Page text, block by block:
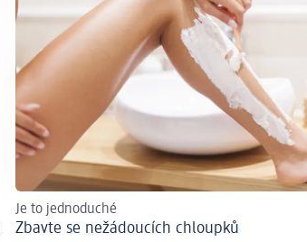
Je to jednoduché
Zbavte se nežádoucích chloupků